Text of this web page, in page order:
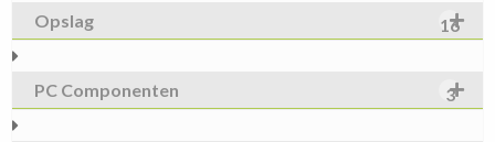
Opslag 16
PC Componenten 3